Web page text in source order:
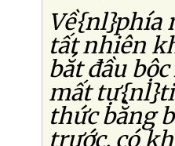
Về{nl}phía
tất nhiên
bắt đầu
mất
thức bằng
trước, có